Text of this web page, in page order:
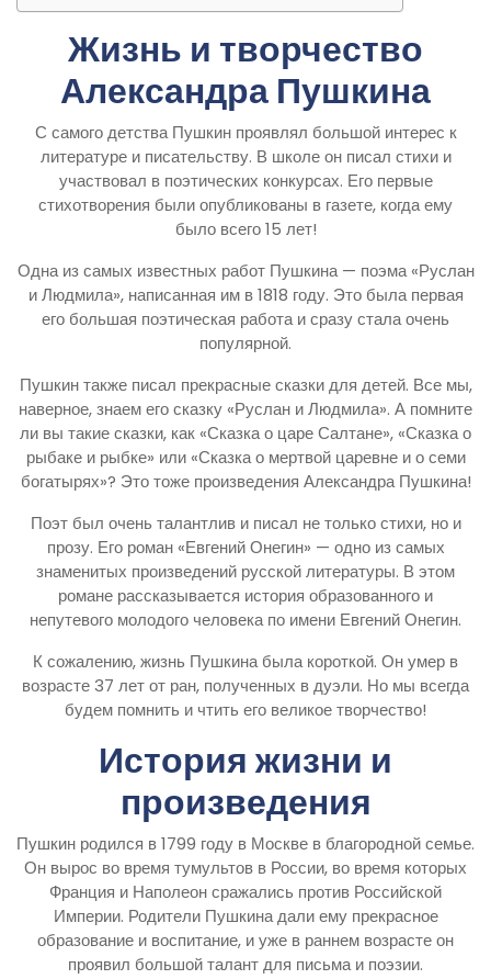
Жизнь и творчество
Александра Пушкина
С самого детства Пушкин проявлял большой интерес к
литературе и писательству. В школе он писал стихи и
участвовал в поэтических конкурсах. Его первые
стихотворения были опубликованы в газете, когда ему
было всего 15 лет!
Одна из самых известных работ Пушкина — поэма «Руслан
и Людмила», написанная им в 1818 году. Это была первая
его большая поэтическая работа и сразу стала очень
популярной.
Пушкин также писал прекрасные сказки для детей. Все мы,
наверное, знаем его сказку «Руслан и Людмила». А помните
ли вы такие сказки, как «Сказка о царе Салтане», «Сказка о
рыбаке и рыбке» или «Сказка о мертвой царевне и о семи
богатырях»? Это тоже произведения Александра Пушкина!
Поэт был очень талантлив и писал не только стихи, но и
прозу. Его роман «Евгений Онегин» — одно из самых
знаменитых произведений русской литературы. В этом
романе рассказывается история образованного и
непутевого молодого человека по имени Евгений Онегин.
К сожалению, жизнь Пушкина была короткой. Он умер в
возрасте 37 лет от ран, полученных в дуэли. Но мы всегда
будем помнить и чтить его великое творчество!
История жизни и
произведения
Пушкин родился в 1799 году в Москве в благородной семье.
Он вырос во время тумультов в России, во время которых
Франция и Наполеон сражались против Российской
Империи. Родители Пушкина дали ему прекрасное
образование и воспитание, и уже в раннем возрасте он
проявил большой талант для письма и поэзии.